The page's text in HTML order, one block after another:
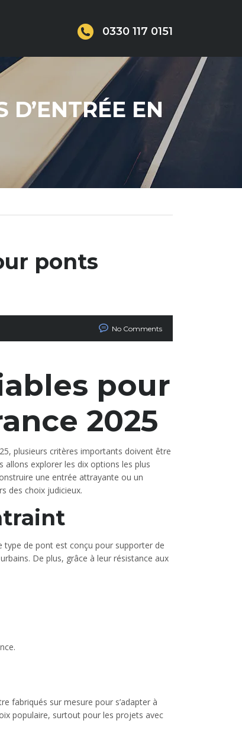
0330 117 0151
EN
ponts
No Comments
pour
2025
plusieurs critères importants doivent être
explorer les dix options les plus
une entrée attrayante ou un
des choix judicieux.
de pont est conçu pour supporter de
De plus, grâce à leur résistance aux
fabriqués sur mesure pour s’adapter à
populaire, surtout pour les projets avec